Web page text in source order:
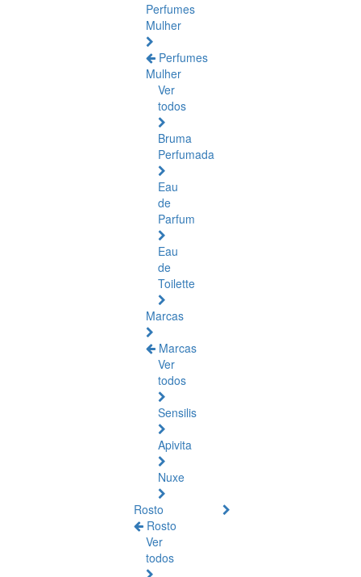
Perfumes
Mulher
Perfumes
Mulher
Ver
todos
Bruma
Perfumada
Eau
de
Parfum
Eau
de
Toilette
Marcas
Marcas
Ver
todos
Sensilis
Apivita
Nuxe
Rosto
Rosto
Ver
todos